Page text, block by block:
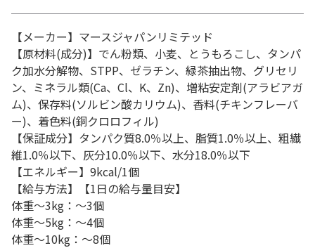
【メーカー】マースジャパンリミテッド
【原材料(成分)】でん粉類、小麦、とうもろこし、タンパ
ク加水分解物、STPP、ゼラチン、緑茶抽出物、グリセリ
ン、ミネラル類(Ca、Cl、K、Zn)、増粘安定剤(アラビアガ
ム)、保存料(ソルビン酸カリウム)、香料(チキンフレーバ
ー)、着色料(銅クロロフィル)
【保証成分】タンパク質8.0％以上、脂質1.0％以上、粗繊
維1.0％以下、灰分10.0％以下、水分18.0％以下
【エネルギー】9kcal/1個
【給与方法】【1日の給与量目安】
体重～3kg：～3個
体重～5kg：～4個
体重～10kg：～8個